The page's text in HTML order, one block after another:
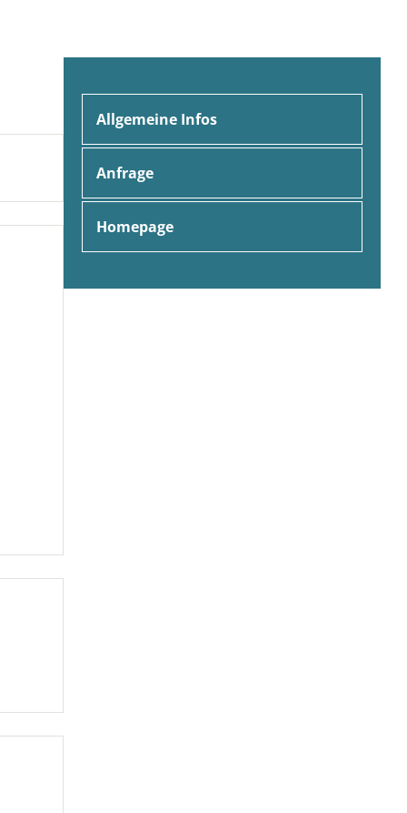
Allgemeine Infos
Anfrage
Homepage